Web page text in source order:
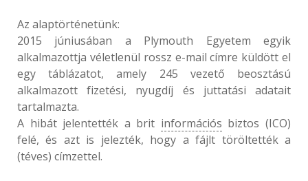
Az alaptörténetünk:
2015 júniusában a Plymouth Egyetem egyik
alkalmazottja véletlenül rossz e-mail címre küldött el
egy táblázatot, amely 245 vezető beosztású
alkalmazott fizetési, nyugdíj és juttatási adatait
tartalmazta.
A hibát jelentették a brit információs biztos (ICO)
felé, és azt is jelezték, hogy a fájlt töröltették a
(téves) címzettel.